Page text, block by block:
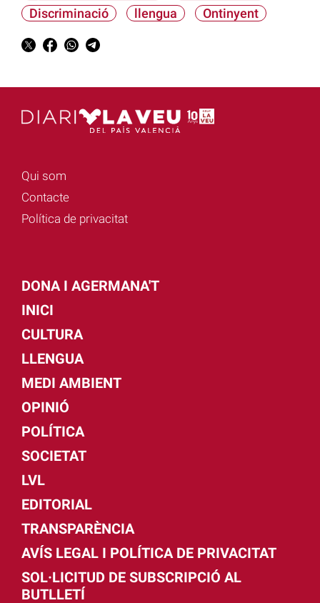
Discriminació
llengua Ontinyent
Qui som
Contacte
Política de privacitat
DONA I AGERMANA'T
INICI
CULTURA
LLENGUA
MEDI AMBIENT
OPINIÓ
POLÍTICA
SOCIETAT
LVL
EDITORIAL
TRANSPARÈNCIA
AVÍS LEGAL I POLÍTICA DE PRIVACITAT
SOL·LICITUD DE SUBSCRIPCIÓ AL
BUTLLETÍ